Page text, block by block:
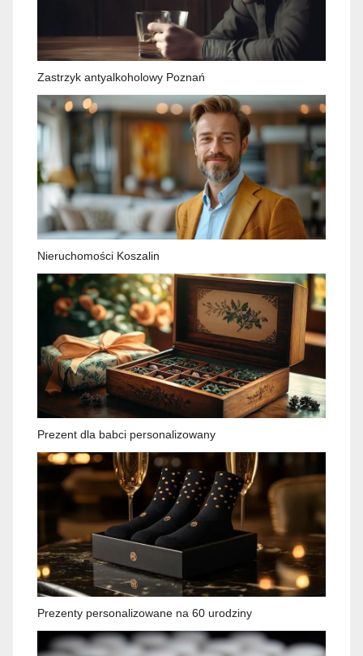
Zastrzyk antyalkoholowy Poznań
Nieruchomości Koszalin
Prezent dla babci personalizowany
Prezenty personalizowane na 60 urodziny